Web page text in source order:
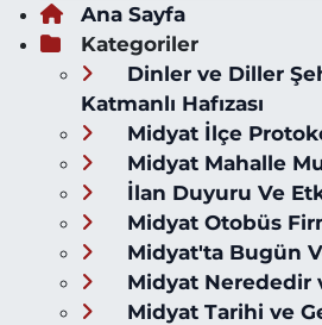
Ana Sayfa
Kategoriler
Dinler ve Diller
Katmanlı Hafızası
Midyat İlçe
Midyat Mahalle
İlan Duyuru Ve
Midyat Otobüs
Midyat'ta Bugün
Midyat Nerededir
Midyat Tarihi ve